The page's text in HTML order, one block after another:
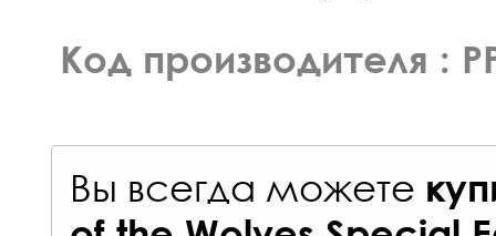
Код производителя :
Вы всегда можете